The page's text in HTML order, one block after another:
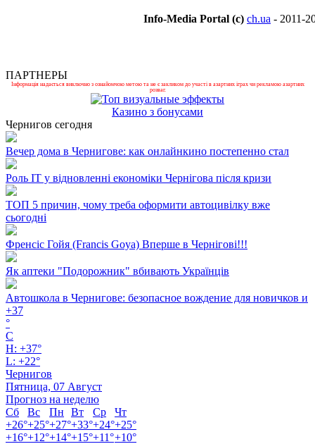
Info-Media Portal (c) ch.ua - 2011-
ПАРТНЕРЫ
Інформація надається виключно з ознайомчою метою та не є закликом до участі в азартних іграх чи рекламою азартних
розваг.
Казино з бонусами
Чернигов сегодня
Вечер дома в Чернигове: как онлайнкино постепенно стал
Роль ІТ у відновленні економіки Чернігова після кризи
ТОП 5 причин, чому треба оформити автоцивілку вже
сьогодні
Френсіс Гойя (Francis Goya) Вперше в Чернігові!!!
Як аптеки "Подорожник" вбивають Українців
Автошкола в Чернигове: безопасное вождение для новичков и
+37
°
C
H: +37°
L: +22°
Чернигов
Пятница, 07 Август
Прогноз на неделю
Сб
Вс Пн Вт Ср
Чт
+26°+25°+27°+33°+24°+25°
+16°+12°+14°+15°+11°+10°